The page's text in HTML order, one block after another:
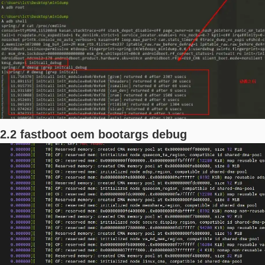
2.2 fastboot oem bootargs debug